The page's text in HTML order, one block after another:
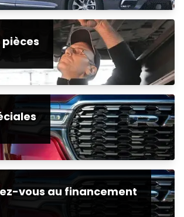
pièces
vous au financement